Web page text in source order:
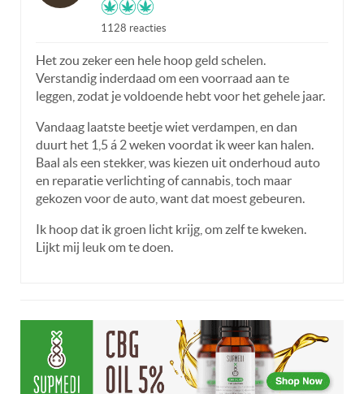
1128 reacties
Het zou zeker een hele hoop geld schelen.
Verstandig inderdaad om een voorraad aan te
leggen, zodat je voldoende hebt voor het gehele jaar.
Vandaag laatste beetje wiet verdampen, en dan
duurt het 1,5 á 2 weken voordat ik weer kan halen.
Baal als een stekker, was kiezen uit onderhoud auto
en reparatie verlichting of cannabis, toch maar
gekozen voor de auto, want dat moest gebeuren.
Ik hoop dat ik groen licht krijg, om zelf te kweken.
Lijkt mij leuk om te doen.